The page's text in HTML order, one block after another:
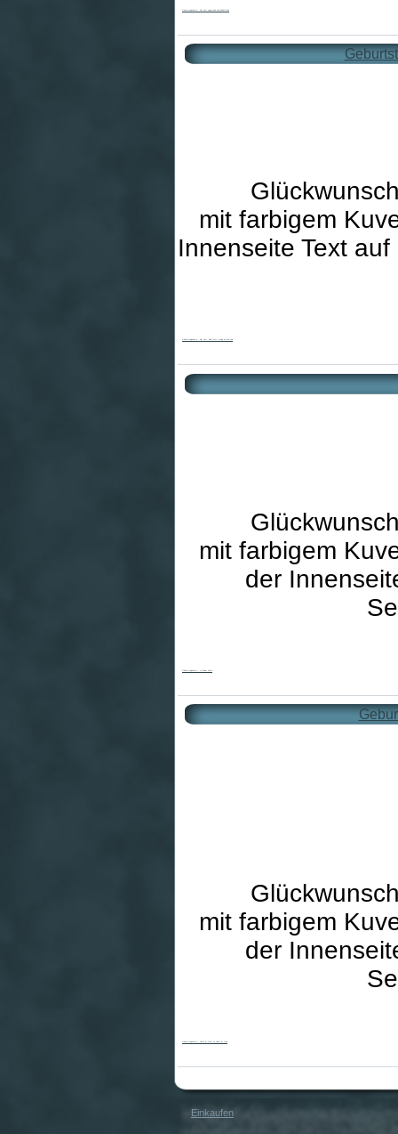
mit farbigem
Innenseite Text
mit farbigem
der
Geburtstagskarte - In Deiner Mitte
mit farbigem
der
Einkaufen